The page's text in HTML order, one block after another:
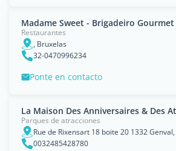
Madame Sweet - Brigadeiro Gourmet
Restaurantes
, Bruxelas
32-0470996234
Ponte en contacto
La Maison Des Anniversaires & Des
Parques de atracciones
Rue de Rixensart 18 boite 20 1332
0032485428780